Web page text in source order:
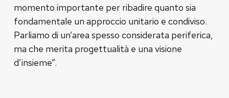
momento importante per ribadire quanto sia
fondamentale un approccio unitario e condiviso.
Parliamo di un’area spesso considerata periferica,
ma che merita progettualità e una visione
d’insieme”.